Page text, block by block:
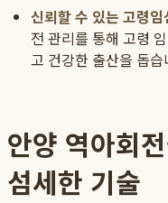
신뢰할 수 있는 고령
전 관리를 통해 고령
고 건강한 출산을 돕습
안양 역아회
섬세한 기술